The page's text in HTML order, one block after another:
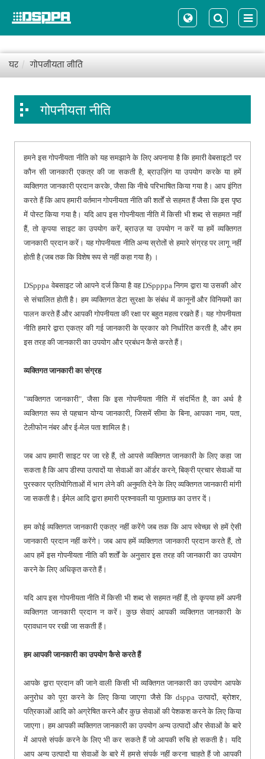
घर गोपनीयता नीति
गोपनीयता नीति
हमने इस गोपनीयता नीति को यह समझाने के लिए अपनाया है कि हमारी वेबसाइटों पर
कौन सी जानकारी एकत्र की जा सकती है, ब्राउज़िंग या उपयोग करके या हमें
व्यक्तिगत जानकारी प्रदान करके, जैसा कि नीचे परिभाषित किया गया है। आप इंगित
करते हैं कि आप हमारी वर्तमान गोपनीयता नीति की शर्तों से सहमत हैं जैसा कि इस पृष्ठ
में पोस्ट किया गया है। यदि आप इस गोपनीयता नीति में किसी भी शब्द से सहमत नहीं
हैं, तो कृपया साइट का उपयोग करें, ब्राउज़ या उपयोग न करें या हमें व्यक्तिगत
जानकारी प्रदान करें। यह गोपनीयता नीति अन्य स्रोतों से हमारे संग्रह पर लागू नहीं
होती है (जब तक कि विशेष रूप से नहीं कहा गया है) ।
DSpppa वेबसाइट जो आपने दर्ज किया है वह DSppppa निगम द्वारा या उसकी ओर
से संचालित होती है। हम व्यक्तिगत डेटा सुरक्षा के संबंध में कानूनों और विनियमों का
पालन करते हैं और आपकी गोपनीयता की रक्षा पर बहुत महत्व रखते हैं। यह गोपनीयता
नीति हमारे द्वारा एकत्र की गई जानकारी के प्रकार को निर्धारित करती है, और हम
इस तरह की जानकारी का उपयोग और प्रबंधन कैसे करते हैं।
व्यक्तिगत जानकारी का संग्रह
"व्यक्तिगत जानकारी", जैसा कि इस गोपनीयता नीति में संदर्भित है, का अर्थ है
व्यक्तिगत रूप से पहचान योग्य जानकारी, जिसमें सीमा के बिना, आपका नाम, पता,
टेलीफोन नंबर और ई-मेल पता शामिल है।
जब आप हमारी साइट पर जा रहे हैं, तो आपसे व्यक्तिगत जानकारी के लिए कहा जा
सकता है कि आप डीस्पा उत्पादों या सेवाओं का ऑर्डर करने, बिक्री प्रचार सेवाओं या
पुरस्कार प्रतियोगिताओं में भाग लेने की अनुमति देने के लिए व्यक्तिगत जानकारी मांगी
जा सकती है। ईमेल आदि द्वारा हमारी प्रश्नावली या पूछताछ का उत्तर दें।
हम कोई व्यक्तिगत जानकारी एकत्र नहीं करेंगे जब तक कि आप स्वेच्छा से हमें ऐसी
जानकारी प्रदान नहीं करेंगे। जब आप हमें व्यक्तिगत जानकारी प्रदान करते हैं, तो
आप हमें इस गोपनीयता नीति की शर्तों के अनुसार इस तरह की जानकारी का उपयोग
करने के लिए अधिकृत करते हैं।
यदि आप इस गोपनीयता नीति में किसी भी शब्द से सहमत नहीं हैं, तो कृपया हमें अपनी
व्यक्तिगत जानकारी प्रदान न करें। कुछ सेवाएं आपकी व्यक्तिगत जानकारी के
प्रावधान पर रखी जा सकती हैं।
हम आपकी जानकारी का उपयोग कैसे करते हैं
आपके द्वारा प्रदान की जाने वाली किसी भी व्यक्तिगत जानकारी का उपयोग आपके
अनुरोध को पूरा करने के लिए किया जाएगा जैसे कि dsppa उत्पादों, ब्रोशर,
पत्रिकाओं आदि को अग्रेषित करने और कुछ सेवाओं की पेशकश करने के लिए किया
जाएगा। हम आपकी व्यक्तिगत जानकारी का उपयोग अन्य उत्पादों और सेवाओं के बारे
में आपसे संपर्क करने के लिए भी कर सकते हैं जो आपकी रुचि हो सकती है। यदि
आप अन्य उत्पादों या सेवाओं के बारे में हमसे संपर्क नहीं करना चाहते हैं जो आपकी